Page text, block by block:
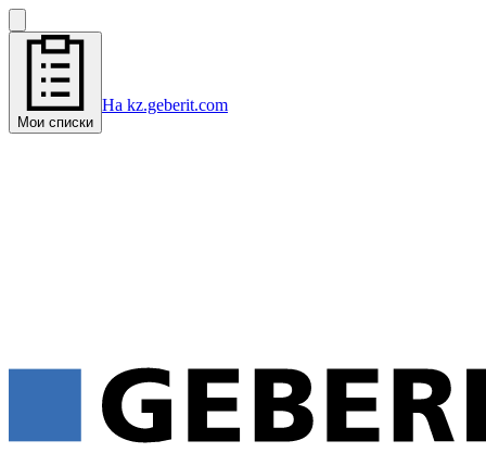
Мои списки
На kz.geberit.com